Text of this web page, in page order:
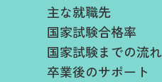
主な就職先
国家試験合格率
国家試験までの流れ
卒業後のサポート